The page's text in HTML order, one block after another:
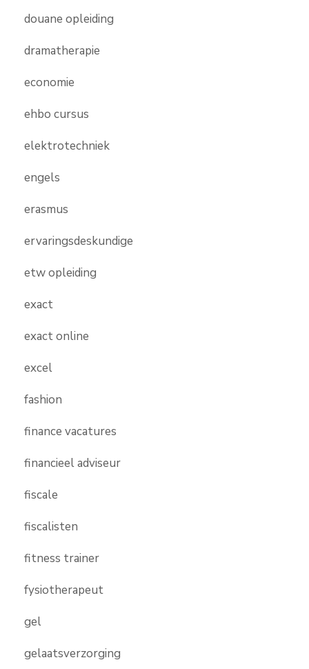
douane opleiding
dramatherapie
economie
ehbo cursus
elektrotechniek
engels
erasmus
ervaringsdeskundige
etw opleiding
exact
exact online
excel
fashion
finance vacatures
financieel adviseur
fiscale
fiscalisten
fitness trainer
fysiotherapeut
gel
gelaatsverzorging